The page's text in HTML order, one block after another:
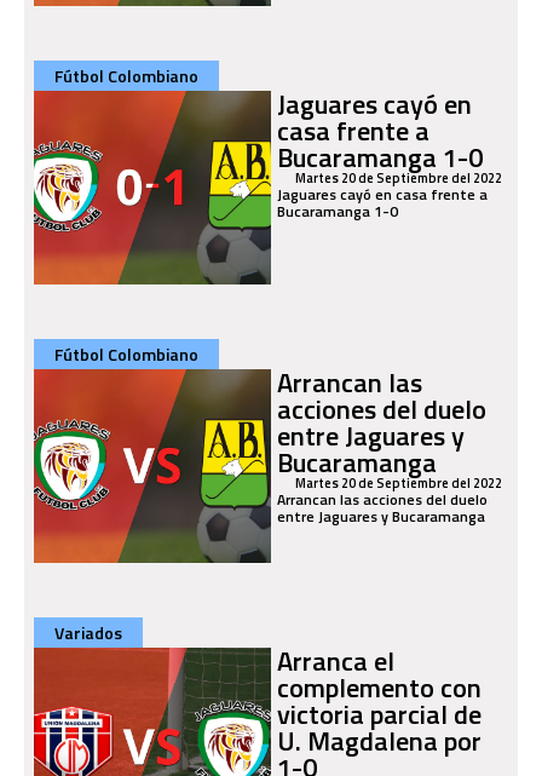
Fútbol Colombiano
Jaguares cayó en
casa frente a
Bucaramanga 1-0
Martes 20 de Septiembre del 2022
Jaguares cayó en casa frente a
Bucaramanga 1-0
Fútbol Colombiano
Arrancan las
acciones del duelo
entre Jaguares y
Bucaramanga
Martes 20 de Septiembre del 2022
Arrancan las acciones del duelo
entre Jaguares y Bucaramanga
Variados
Arranca el
complemento con
victoria parcial de
U. Magdalena por
1-0